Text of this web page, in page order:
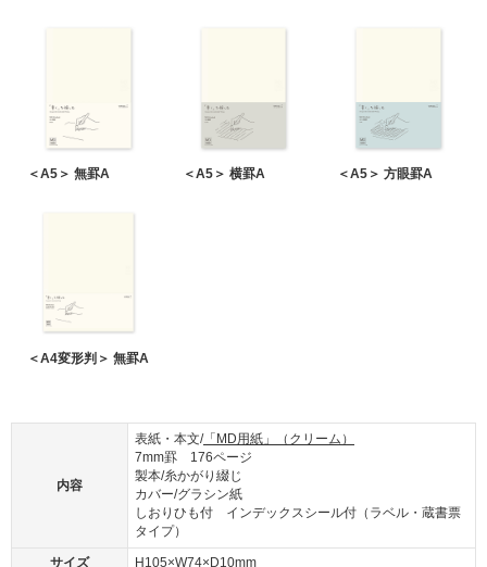
＜A5＞ 無罫A ＜A5＞ 横罫A ＜A5＞ 方眼罫A
＜A4変形判＞ 無罫A
内容
表紙・本文/「MD用紙」（クリーム）
7mm罫 176ページ
製本/糸かがり綴じ
カバー/グラシン紙
しおりひも付 インデックスシール付（ラベル・蔵書票
タイプ）
サイズ
H105×W74×D10mm